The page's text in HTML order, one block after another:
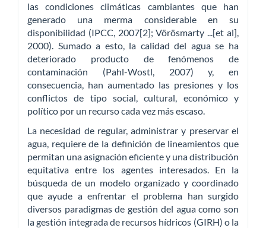
las condiciones climáticas cambiantes que han
generado una merma considerable en su
disponibilidad (IPCC, 2007[2]; Vörösmarty ...[et al],
2000). Sumado a esto, la calidad del agua se ha
deteriorado producto de fenómenos de
contaminación (Pahl-Wostl, 2007) y, en
consecuencia, han aumentado las presiones y los
conflictos de tipo social, cultural, económico y
político por un recurso cada vez más escaso.
La necesidad de regular, administrar y preservar el
agua, requiere de la definición de lineamientos que
permitan una asignación eficiente y una distribución
equitativa entre los agentes interesados. En la
búsqueda de un modelo organizado y coordinado
que ayude a enfrentar el problema han surgido
diversos paradigmas de gestión del agua como son
la gestión integrada de recursos hídricos (GIRH) o la